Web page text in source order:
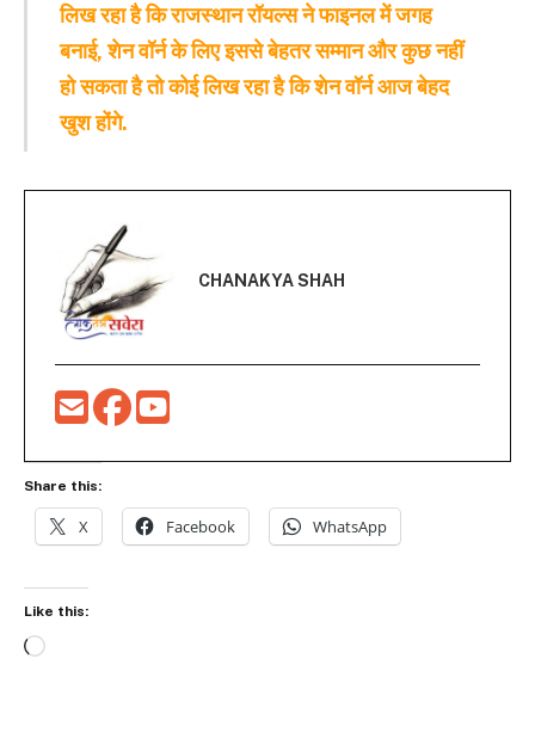
लिख रहा है कि राजस्थान रॉयल्स ने फाइनल में जगह
बनाई, शेन वॉर्न के लिए इससे बेहतर सम्मान और कुछ नहीं
हो सकता है तो कोई लिख रहा है कि शेन वॉर्न आज बेहद
खुश होंगे.
CHANAKYA SHAH
Share this:
X Facebook WhatsApp
Like this:
Loading…